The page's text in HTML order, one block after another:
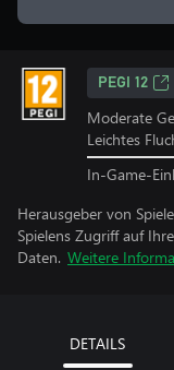
PEGI 12
Moderate
Leichtes
In-Game-
Herausgeber von
Spielens Zugriff auf
Daten. Weitere
DETAILS